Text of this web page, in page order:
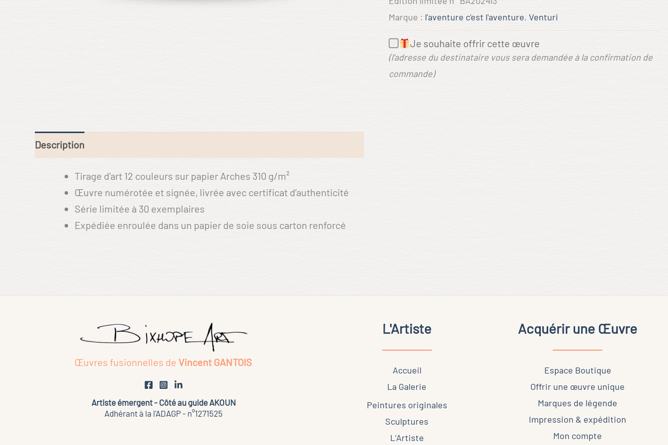
Marque : l'aventure c'est l'aventure,Venturi
Je souhaite offrir cette œuvre
(l'adresse du destinataire vous sera demandée à la confirmation de
commande)
Description
Tirage d’art 12 couleurs sur papier Arches 310 g/m²
Œuvre numérotée et signée, livrée avec certificat d’authenticité
Série limitée à 30 exemplaires
Expédiée enroulée dans un papier de soie sous carton renforcé
Œuvres fusionnelles de Vincent GANTOIS
Artiste émergent - Côté au guide AKOUN
Adhérant à la l'ADAGP - n°1271525
L'Artiste
Accueil
La Galerie
Peintures originales
Sculptures
L’Artiste
Acquérir une Œuvre
Espace Boutique
Offrir une œuvre unique
Marques de légende
Impression & expédition
Mon compte